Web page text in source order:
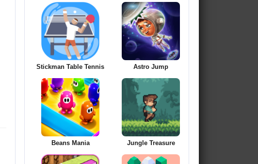
Stickman Table Tennis Astro Jump
Beans Mania Jungle Treasure